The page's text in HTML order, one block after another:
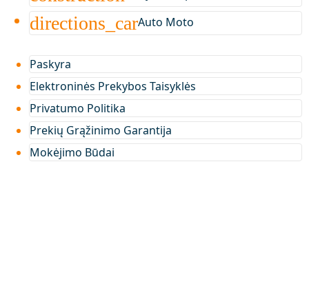
directions_carAuto Moto
Paskyra
Elektroninės Prekybos Taisyklės
Privatumo Politika
Prekių Grąžinimo Garantija
Mokėjimo Būdai